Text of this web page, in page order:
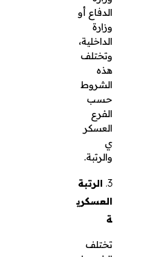
والرتبة.
الرتبة
العسكرية
تختلف
الشروط
وفقًا
العسكرية
يشغلها
الموظف،
على سبيل
تكون